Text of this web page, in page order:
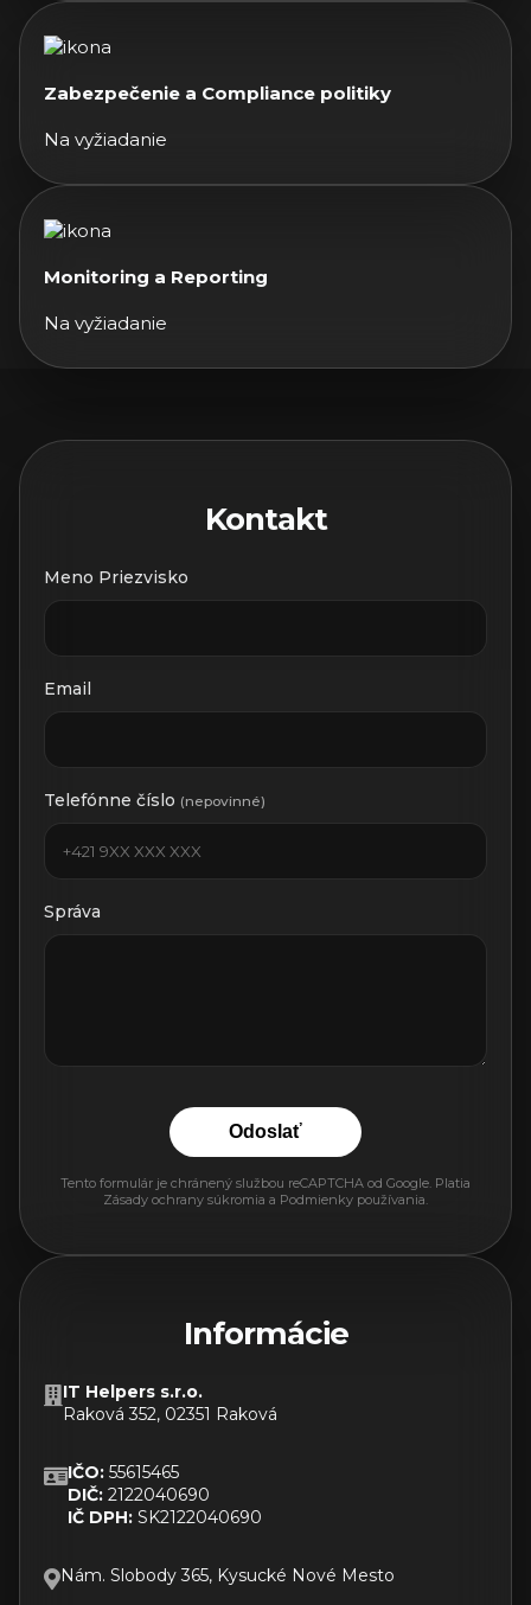
Zabezpečenie a Compliance politiky
Na vyžiadanie
Monitoring a Reporting
Na vyžiadanie
Kontakt
Meno Priezvisko
Email
Telefónne číslo (nepovinné)
Správa
Odoslať
Tento formulár je chránený službou reCAPTCHA od Google. Platia
Zásady ochrany súkromia a Podmienky používania
Informácie
IT Helpers s.r.o.
Raková 352, 02351 Raková
IČO: 55615465
DIČ: 2122040690
IČ DPH: SK2122040690
Nám. Slobody 365, Kysucké Nové Mesto